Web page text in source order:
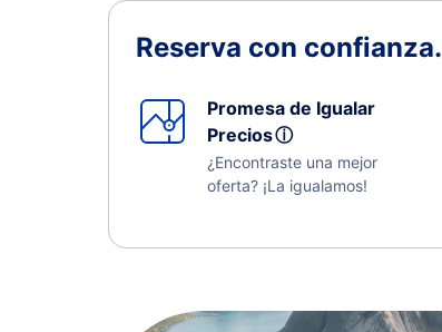
Reserva con confianza.
Promesa de Igualar
Preciosⓘ
¿Encontraste una mejor
oferta? ¡La igualamos!